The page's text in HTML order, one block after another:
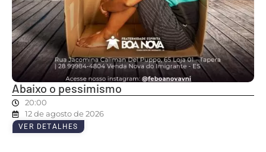
Abaixo o pessimismo
20:00
12 de agosto de 2026
VER DETALHES